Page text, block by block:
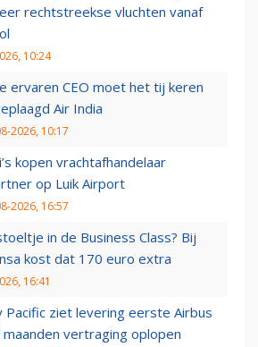
rechtstreekse vluchten vanaf
10:24
ervaren CEO moet het tij keren
Air India
2026, 10:17
kopen vrachtafhandelaar
op Luik Airport
2026, 16:57
in de Business Class? Bij
kost dat 170 euro extra
16:41
Pacific ziet levering eerste Airbus
maanden vertraging oplopen